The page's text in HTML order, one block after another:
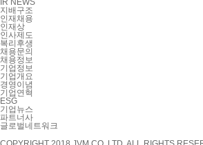
IR NEWS
지배구조
인재채용
인재상
인사제도
복리후생
채용문의
채용정보
기업정보
기업개요
경영이념
기업연혁
ESG
기업뉴스
파트너사
글로벌네트워크